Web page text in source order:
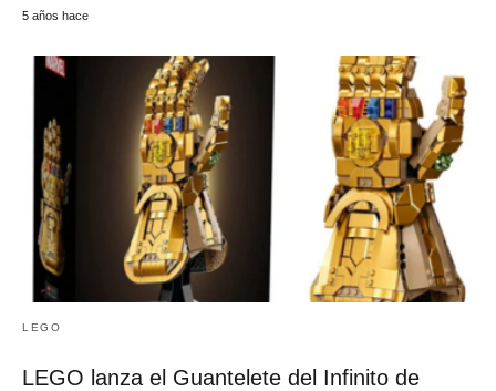
5 años hace
LEGO
LEGO lanza el Guantelete del Infinito de